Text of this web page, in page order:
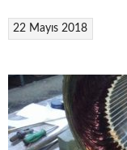
22 Mayıs 2018